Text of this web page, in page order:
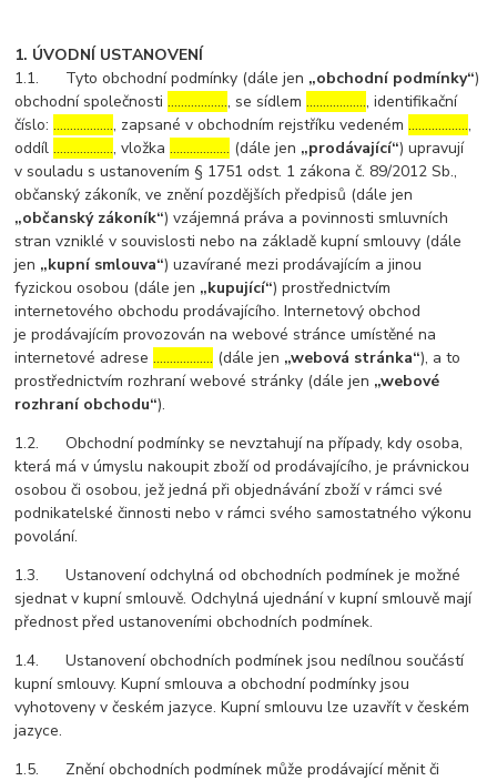
1. ÚVODNÍ USTANOVENÍ
1.1. Tyto obchodní podmínky (dále jen „obchodní podmínky“)
obchodní společnosti………………, se sídlem………………, identifikační
číslo:………………, zapsané v obchodním rejstříku vedeném………………,
oddíl………………, vložka……………… (dále jen „prodávající“) upravují
v souladu s ustanovením § 1751 odst. 1 zákona č. 89/2012 Sb.,
občanský zákoník, ve znění pozdějších předpisů (dále jen
„občanský zákoník“) vzájemná práva a povinnosti smluvních
stran vzniklé v souvislosti nebo na základě kupní smlouvy (dále
jen „kupní smlouva“) uzavírané mezi prodávajícím a jinou
fyzickou osobou (dále jen „kupující“) prostřednictvím
internetového obchodu prodávajícího. Internetový obchod
je prodávajícím provozován na webové stránce umístěné na
internetové adrese……………… (dále jen „webová stránka“), a to
prostřednictvím rozhraní webové stránky (dále jen „webové
rozhraní obchodu“).
1.2. Obchodní podmínky se nevztahují na případy, kdy osoba,
která má v úmyslu nakoupit zboží od prodávajícího, je právnickou
osobou či osobou, jež jedná při objednávání zboží v rámci své
podnikatelské činnosti nebo v rámci svého samostatného výkonu
povolání.
1.3. Ustanovení odchylná od obchodních podmínek je možné
sjednat v kupní smlouvě. Odchylná ujednání v kupní smlouvě mají
přednost před ustanoveními obchodních podmínek.
1.4. Ustanovení obchodních podmínek jsou nedílnou součástí
kupní smlouvy. Kupní smlouva a obchodní podmínky jsou
vyhotoveny v českém jazyce. Kupní smlouvu lze uzavřít v českém
jazyce.
1.5. Znění obchodních podmínek může prodávající měnit či